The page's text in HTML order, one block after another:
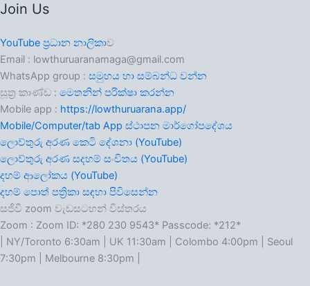
Join Us
YouTube ප්‍රධාන නාලිකාව
Email : lowthuruaranamaga@gmail.com
WhatsApp group : සමුහය හා සම්බන්ධ වන්න
සූත්‍ර කාණ්ඩ : මෙතනින් පරික්ෂා කරන්න
Mobile app : https://lowthuruarana.app/
Mobile/Computer/tab App ස්ථාපන මාර්ගෝපදේශය
ලොව්තුරු අරණ කෙටි දේශනා (YouTube)
ලොව්තුරු අරණ සදහම් සංචිතය (YouTube)
දහම් ආලෝකය (YouTube)
දහම් පොත් පත්‍රිකා සඳහා පිවිසෙන්න
සජීවී zoom වැඩසටහන් විස්තරය
Zoom : Zoom ID: *280 230 9543* Passcode: *212*
| NY/Toronto 6:30am | UK 11:30am | Colombo 4:00pm | Seoul
7:30pm | Melbourne 8:30pm |